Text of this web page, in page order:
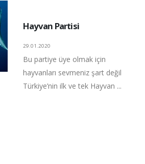
Hayvan Partisi
29.01.2020
Bu partiye üye olmak için
hayvanları sevmeniz şart değil
Türkiye’nin ilk ve tek Hayvan ...